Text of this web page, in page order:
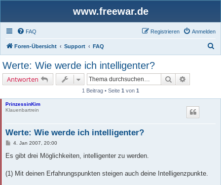
www.freewar.de
FAQ Anmelden
Registrieren
Foren-Übersicht Support FAQ
Werte: Wie werde ich intelligenter?
Antworten Suche
1 Beitrag • Seite 1 von 1
PrinzessinKim
Klauenbartrein
Werte: Wie werde ich intelligenter?
B
i
a
g
4. Jan 2007, 20:00
Es gibt drei Möglichkeiten, intelligenter zu werden.
(1) Mit deinen Erfahrungspunkten steigen auch deine Intelligenzpunkte.